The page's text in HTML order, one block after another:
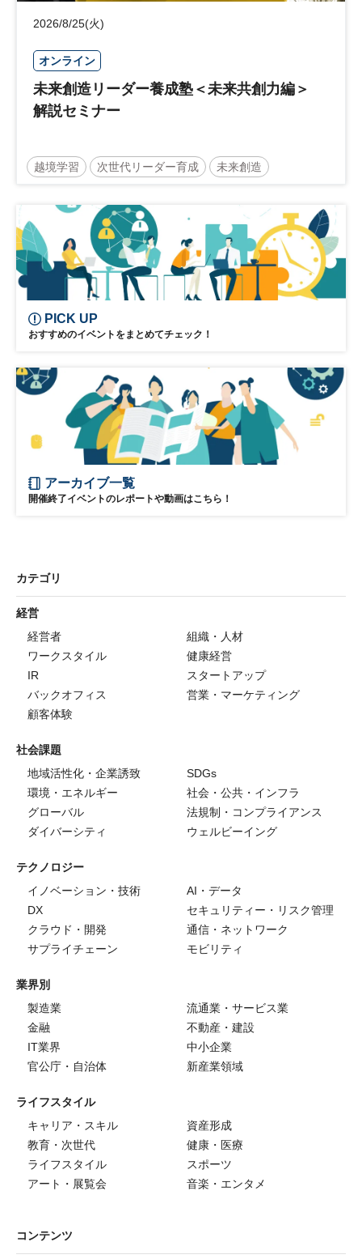
2026/8/25(火)
オンライン
未来創造リーダー養成塾＜未来共創力編＞
解説セミナー
越境学習 次世代リーダー育成 未来創造
日経オンラインセミナー
PICK UP
おすすめのイベントをまとめてチェック！
アーカイブ一覧
開催終了イベントのレポートや動画はこちら！
カテゴリ
経営
経営者
組織・人材
ワークスタイル
健康経営
IR
スタートアップ
バックオフィス
営業・マーケティング
顧客体験
社会課題
地域活性化・企業誘致
SDGs
環境・エネルギー
社会・公共・インフラ
グローバル
法規制・コンプライアンス
ダイバーシティ
ウェルビーイング
テクノロジー
イノベーション・技術
AI・データ
DX
セキュリティー・リスク管理
クラウド・開発
通信・ネットワーク
サプライチェーン
モビリティ
業界別
製造業
流通業・サービス業
金融
不動産・建設
IT業界
中小企業
官公庁・自治体
新産業領域
ライフスタイル
キャリア・スキル
資産形成
教育・次世代
健康・医療
ライフスタイル
スポーツ
アート・展覧会
音楽・エンタメ
コンテンツ